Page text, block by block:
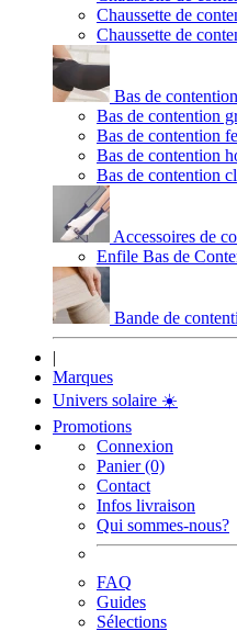
Chaussette de
Chaussette de
Bas de contention
Bas de contention
Bas de contention
Bas de contention
Bas de contention
Accessoires de
Enfile Bas de
Bande de
|
Marques
Univers solaire ☀️
Promotions
Connexion
Panier (0)
Contact
Infos livraison
Qui sommes-nous?
FAQ
Guides
Sélections